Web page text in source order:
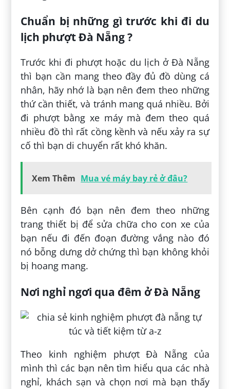
Chuẩn bị những gì trước khi đi du
lịch phượt Đà Nẵng ?
Trước khi đi phượt hoặc du lịch ở Đà Nẵng
thì bạn cần mang theo đầy đủ đồ dùng cá
nhân, hãy nhớ là bạn nên đem theo những
thứ cần thiết, và tránh mang quá nhiều. Bởi
đi phượt bằng xe máy mà đem theo quá
nhiều đồ thì rất cồng kềnh và nếu xảy ra sự
cố thì bạn di chuyển rất khó khăn.
Xem Thêm Mua vé máy bay rẻ ở đâu?
Bên cạnh đó bạn nên đem theo những
trang thiết bị để sửa chữa cho con xe của
bạn nếu đi đến đoạn đường vắng nào đó
nó bỗng dưng dở chứng thì bạn không khỏi
bị hoang mang.
Nơi nghỉ ngơi qua đêm ở Đà Nẵng
Theo kinh nghiệm phượt Đà Nẵng của
mình thì các bạn nên tìm hiểu qua các nhà
nghỉ, khách sạn và chọn nơi mà bạn thấy